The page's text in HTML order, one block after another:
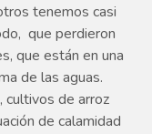
tenemos casi
que perdieron
que están en una
de las aguas.
cultivos de arroz
de calamidad